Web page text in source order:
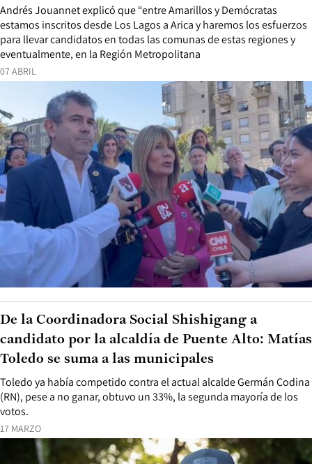
07 ABRIL
Andrés Jouannet explicó que “entre Amarillos y Demócratas
estamos inscritos desde Los Lagos a Arica y haremos los esfuerzos
para llevar candidatos en todas las comunas de estas regiones y
eventualmente, en la Región Metropolitana
17 MARZO
Toledo ya había competido contra el actual alcalde Germán Codina
(RN), pese a no ganar, obtuvo un 33%, la segunda mayoría de los
votos.
De la Coordinadora Social Shishigang a
candidato por la alcaldía de Puente Alto: Matías
Toledo se suma a las municipales